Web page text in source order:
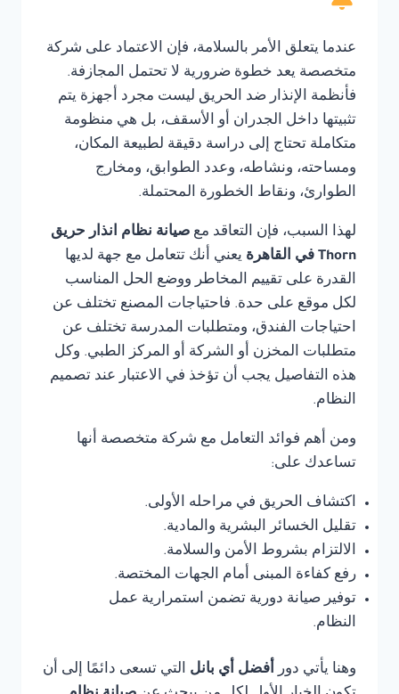
عندما يتعلق الأمر بالسلامة، فإن الاعتماد على شركة
متخصصة يعد خطوة ضرورية لا تحتمل المجازفة.
فأنظمة الإنذار ضد الحريق ليست مجرد أجهزة يتم
تثبيتها داخل الجدران أو الأسقف، بل هي منظومة
متكاملة تحتاج إلى دراسة دقيقة لطبيعة المكان،
ومساحته، ونشاطه، وعدد الطوابق، ومخارج
الطوارئ، ونقاط الخطورة المحتملة.
لهذا السبب، فإن التعاقد مع صيانة نظام انذار حريق
Thorn في القاهرة
يعني أنك تتعامل مع جهة لديها
القدرة على تقييم المخاطر ووضع الحل المناسب
لكل موقع على حدة. فاحتياجات المصنع تختلف عن
احتياجات الفندق، ومتطلبات المدرسة تختلف عن
متطلبات المخزن أو الشركة أو المركز الطبي. وكل
هذه التفاصيل يجب أن تؤخذ في الاعتبار عند تصميم
النظام.
ومن أهم فوائد التعامل مع شركة متخصصة أنها
تساعدك على:
اكتشاف الحريق في مراحله الأولى.
تقليل الخسائر البشرية والمادية.
الالتزام بشروط الأمن والسلامة.
رفع كفاءة المبنى أمام الجهات المختصة.
توفير صيانة دورية تضمن استمرارية عمل
النظام.
وهنا يأتي دور أفضل أي بانل التي تسعى دائمًا إلى أن